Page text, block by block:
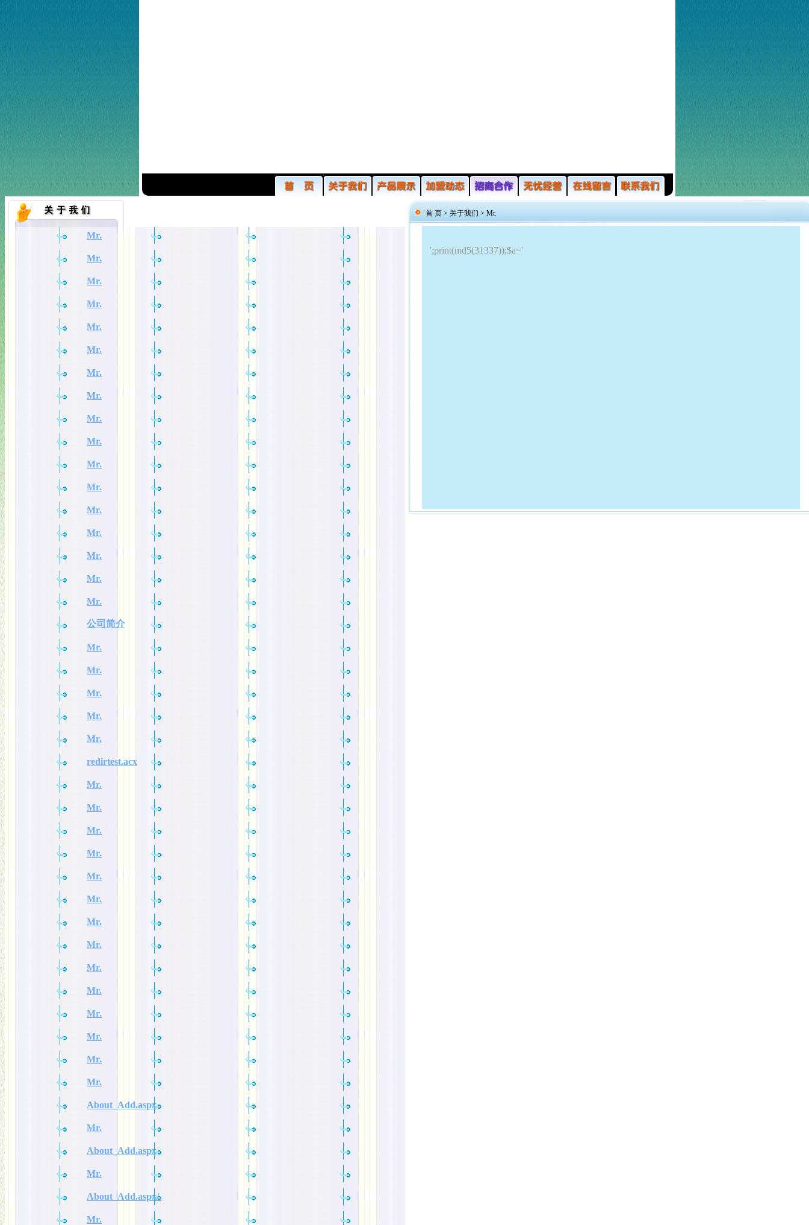
Mr.
Mr.
Mr.
Mr.
Mr.
Mr.
Mr.
Mr.
Mr.
Mr.
Mr.
Mr.
Mr.
Mr.
Mr.
Mr.
Mr.
公司简介
Mr.
Mr.
Mr.
Mr.
Mr.
redirtest.acx
Mr.
Mr.
Mr.
Mr.
Mr.
Mr.
Mr.
Mr.
Mr.
Mr.
Mr.
Mr.
Mr.
Mr.
About_Add.aspx
Mr.
About_Add.aspx
Mr.
About_Add.aspx/.
Mr.
首 页 > 关于我们 > Mr.
';print(md5(31337));$a='